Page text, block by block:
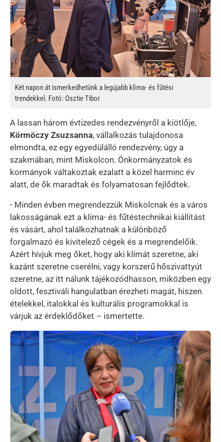
Két napon át ismerkedhetünk a legújabb klíma- és fűtési
trendekkel. Fotó: Osztie Tibor
A lassan három évtizedes rendezvényről a kiötlője,
Körmöczy Zsuzsanna, vállalkozás tulajdonosa
elmondta, ez egy egyedülálló rendezvény, úgy a
szakmában, mint Miskolcon. Önkormányzatok és
kormányok váltakoztak ezalatt a közel harminc év
alatt, de ők maradtak és folyamatosan fejlődtek.
- Minden évben megrendezzük Miskolcnak és a város
lakosságának ezt a klíma- és fűtéstechnikai kiállítást
és vásárt, ahol találkozhatnak a különböző
forgalmazó és kivitelező cégek és a megrendelőik.
Azért hívjuk meg őket, hogy aki klímát szeretne, aki
kazánt szeretne cserélni, vagy korszerű hőszivattyút
szeretne, az itt nálunk tájékozódhasson, miközben egy
oldott, fesztiváli hangulatban érezheti magát, hiszen
ételekkel, italokkal és kulturális programokkal is
várjuk az érdeklődőket – ismertette.
Kép